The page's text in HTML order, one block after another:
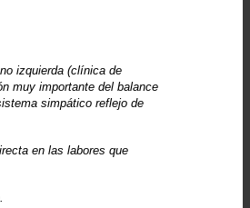
izquierda (clínica de
muy importante del balance
simpático reflejo de
en las labores que